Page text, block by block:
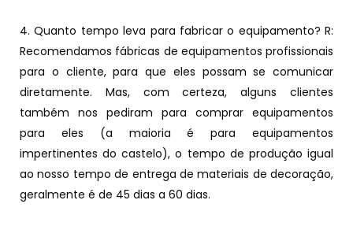
4. Quanto tempo leva para fabricar o equipamento? R:
Recomendamos fábricas de equipamentos profissionais
para o cliente, para que eles possam se comunicar
diretamente. Mas, com certeza, alguns clientes
também nos pediram para comprar equipamentos
para eles (a maioria é para equipamentos
impertinentes do castelo), o tempo de produção igual
ao nosso tempo de entrega de materiais de decoração,
geralmente é de 45 dias a 60 dias.